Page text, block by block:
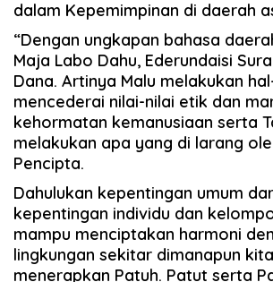
dalam Kepemimpinan di daerah
“Dengan ungkapan bahasa
Maja Labo Dahu, Ederundaisi
Dana. Artinya Malu melakukan
mencederai nilai-nilai etik dan
kehormatan kemanusiaan serta
melakukan apa yang di larang
Pencipta.
Dahulukan kepentingan umum
kepentingan individu dan
mampu menciptakan harmoni
lingkungan sekitar dimanapun
menerapkan Patuh. Patut serta